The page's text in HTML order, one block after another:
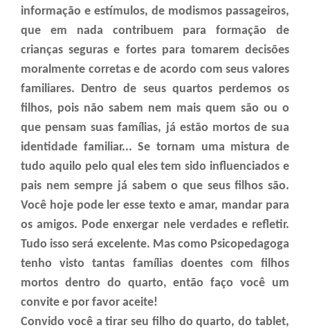
informação e estímulos, de modismos passageiros,
que em nada contribuem para formação de
crianças seguras e fortes para tomarem decisões
moralmente corretas e de acordo com seus valores
familiares. Dentro de seus quartos perdemos os
filhos, pois não sabem nem mais quem são ou o
que pensam suas famílias, já estão mortos de sua
identidade familiar... Se tornam uma mistura de
tudo aquilo pelo qual eles tem sido influenciados e
pais nem sempre já sabem o que seus filhos são.
Você hoje pode ler esse texto e amar, mandar para
os amigos. Pode enxergar nele verdades e refletir.
Tudo isso será excelente. Mas como Psicopedagoga
tenho visto tantas famílias doentes com filhos
mortos dentro do quarto, então faço você um
convite e por favor aceite!
Convido você a tirar seu filho do quarto, do tablet,